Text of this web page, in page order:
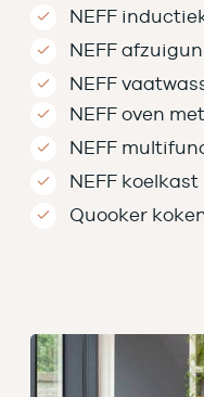
NEFF
NEFF
NEFF
NEFF oven
NEFF
NEFF koelkast
Quooker